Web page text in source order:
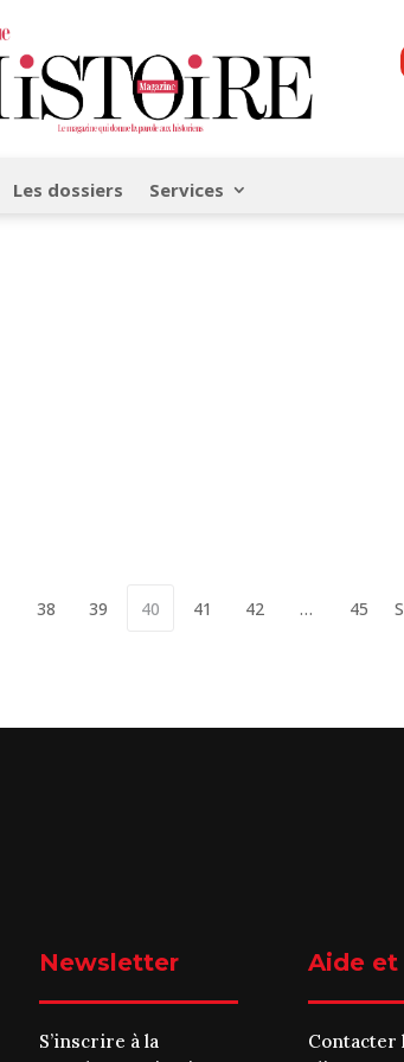
Les dossiers Services
38 39 40 41 42 … 45
Newsletter
S’inscrire à la
Aide
Contacter